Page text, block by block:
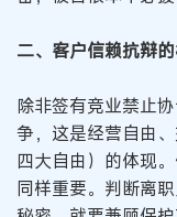
二、客户信赖抗辩
除非签有竞业禁止
争，这是经营自由
四大自由）的体现
同样重要。判断离